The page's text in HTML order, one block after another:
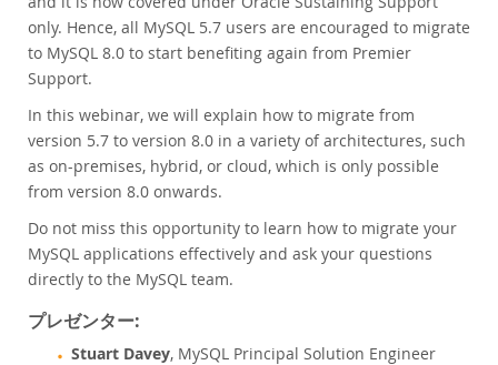
MySQL Health Check
Customer Advisory Board
ニュースリリース
MySQLニュースレター
ダウンロード
ドキュメント
デベロッパー ゾーン
only. Hence, all MySQL 5.7 users are encouraged to migrate
to MySQL 8.0 to start benefiting again from Premier
Support.
In this webinar, we will explain how to migrate from
version 5.7 to version 8.0 in a variety of architectures, such
as on-premises, hybrid, or cloud, which is only possible
from version 8.0 onwards.
Do not miss this opportunity to learn how to migrate your
MySQL applications effectively and ask your questions
directly to the MySQL team.
プレゼンター:
Stuart Davey, MySQL Principal Solution Engineer